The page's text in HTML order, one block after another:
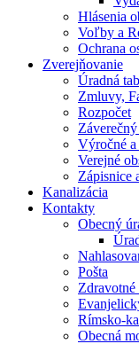
Hlásenia
Voľby a
Ochrana
Zverejňovanie
Úradná
Zmluvy,
Rozpočet
Výročné a
Verejné
Zápisnice
Kanalizácia
Kontakty
Obecný
Pošta
Zdravotné
Rímsko-
Obecná